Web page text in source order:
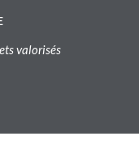
valorisés